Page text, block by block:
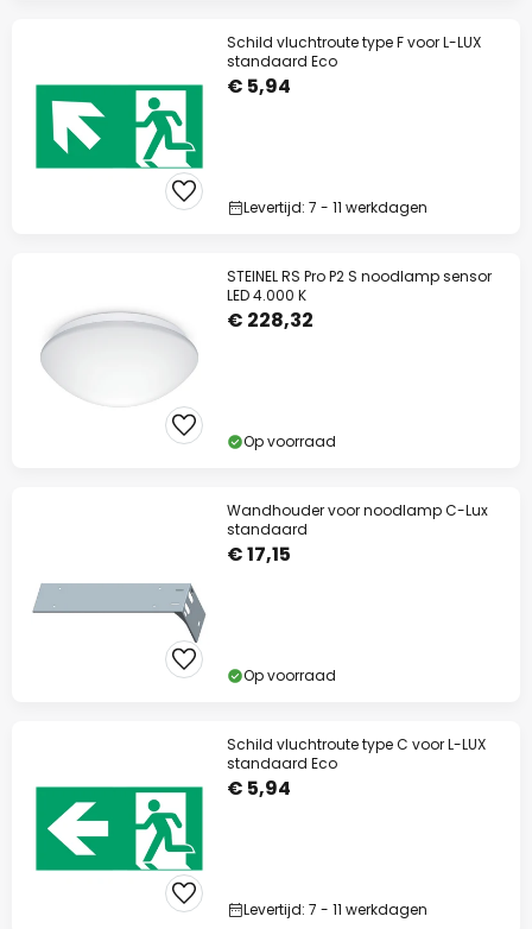
Schild vluchtroute type F voor L-LUX
standaard Eco
€ 5,94
Levertijd: 7 - 11 werkdagen
STEINEL RS Pro P2 S noodlamp sensor
LED 4.000 K
€ 228,32
Op voorraad
Wandhouder voor noodlamp C-Lux
standaard
€ 17,15
Op voorraad
Schild vluchtroute type C voor L-LUX
standaard Eco
€ 5,94
Levertijd: 7 - 11 werkdagen